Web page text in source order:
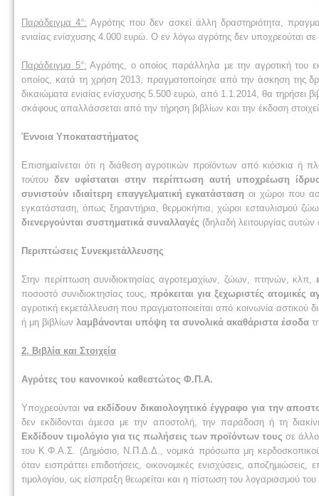
Παράδειγμα 4°: Αγρότης που δεν ασκεί άλλη δραστηριότητα,
ενιαίας ενίσχυσης 4.000 ευρώ. Ο εν λόγω αγρότης δεν υποχρεούται
Παράδειγμα 5°: Αγρότης, ο οποίος παράλληλα με την αγροτική του
οποίος, κατά τη χρήση 2013, πραγματοποίησε από την άσκηση της
δικαιώματα ενιαίας ενίσχυσης 5.500 ευρώ, από 1.1.2014, θα τηρήσει
σκάφους απαλλάσσεται από την τήρηση βιβλίων και την έκδοση
Έννοια Υποκαταστήματος
Επισημαίνεται ότι η διάθεση αγροτικών προϊόντων από κιόσκια ή
τούτουδεν υφίσταται στην περίπτωση αυτή υποχρέωση
συνιστούν ιδιαίτερη επαγγελματική εγκατάσταση οι χώροι που
εγκατάσταση, όπως ξηραντήρια, θερμοκήπια, χώροι εσταυλισμού
διενεργούνται συστηματικά συναλλαγές (δηλαδή λειτουργίας
Περιπτώσεις Συνεκμετάλλευσης
Στην περίπτωση συνιδιοκτησίας αγροτεμαχίων, ζώων, πτηνών, κλπ,
ποσοστό συνιδιοκτησίας τους, πρόκειται για ξεχωριστές ατομικές
αγροτική εκμετάλλευση που πραγματοποιείται από κοινωνία αστικού
ή μη βιβλίων λαμβάνονται υπόψη τα συνολικά ακαθάριστα έσοδα
2. Βιβλία και Στοιχεία
Αγρότες του κανονικού καθεστώτος Φ.Π.Α.
Υποχρεούνται να εκδίδουν δικαιολογητικό έγγραφο για την
δεν εκδίδονται άμεσα με την αποστολή, την παράδοση ή τη
Εκδίδουν τιμολόγιο για τις πωλήσεις των προϊόντων τους σε
του Κ.Φ.Α.Σ. (Δημόσιο, Ν.Π.Δ.Δ., νομικά πρόσωπα μη κερδοσκοπικού
όταν εισπράττει επιδοτήσεις, οικονομικές ενισχύσεις,
τιμολογίου, ως είσπραξη θεωρείται και η πίστωση του λογαριασμού